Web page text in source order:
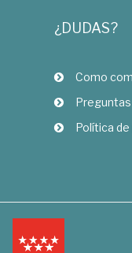
¿DUDAS?
Como
Política de